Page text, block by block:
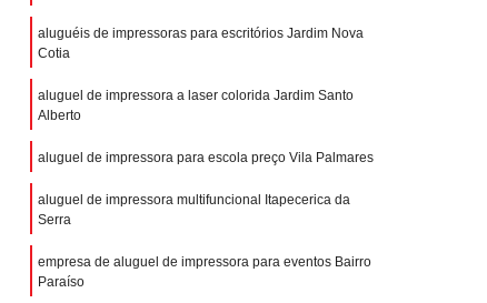
aluguéis de impressoras para escritórios Jardim Nova
Cotia
aluguel de impressora a laser colorida Jardim Santo
Alberto
aluguel de impressora para escola preço Vila Palmares
aluguel de impressora multifuncional Itapecerica da
Serra
empresa de aluguel de impressora para eventos Bairro
Paraíso